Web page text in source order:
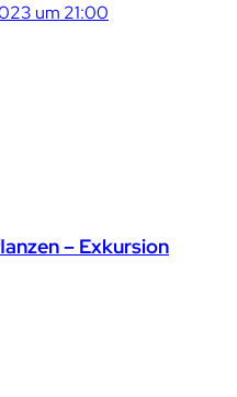
um 21:00
– Exkursion